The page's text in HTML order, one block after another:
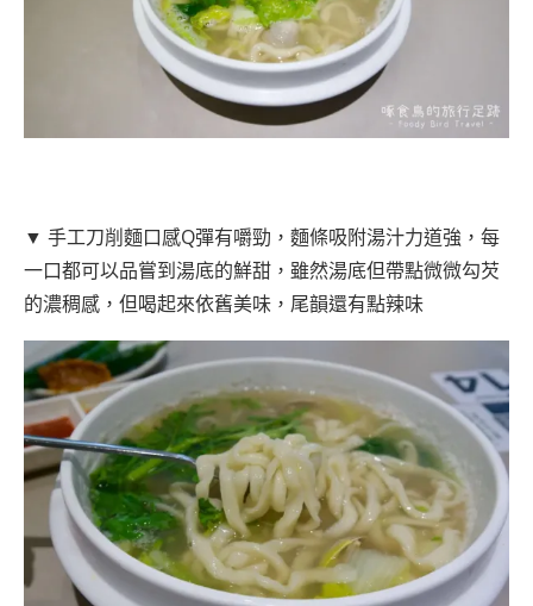
▼ 手工刀削麵口感Q彈有嚼勁，麵條吸附湯汁力道強，每
一口都可以品嘗到湯底的鮮甜，雖然湯底但帶點微微勾芡
的濃稠感，但喝起來依舊美味，尾韻還有點辣味